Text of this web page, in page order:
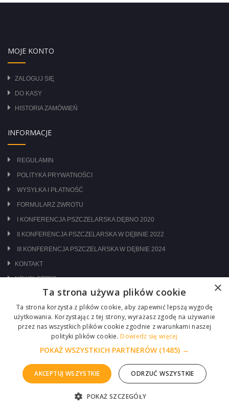
MOJE KONTO
ZALOGUJ SIĘ
DO KASY
HISTORIA ZAMÓWIEŃ
INFORMACJE
REGULAMIN
POLITYKA PRYWATNOŚCI
WYSYŁKA I PŁATNOŚĆ
FORMULARZ ZWROTU
I KONFERENCJA PSZCZELARSKA DĘBNO 2020
II KONFERENCJA PSZCZELARSKA W DĘBNIE 2022
III KONFERENCJA PSZCZELARSKA W DĘBNIE 2024
KONTAKT
NEWSLETTER
ODWIEDŹ NAS NA:
Realizacja :
ZGŁOŚ PROBLEM
×
Ta strona używa plików cookie
Ta strona korzysta z plików cookie, aby zapewnić lepszą wygodę
użytkowania. Korzystając z tej strony, wyrażasz zgodę na używanie
przez nas wszystkich plików cookie zgodnie z warunkami naszej
polityki plików cookie. Dowiedz się więcej
POKAŻ WSZYSTKICH PARTNERÓW (1485) →
AKCEPTUJ WSZYSTKIE ODRZUĆ WSZYSTKIE
POKAŻ SZCZEGÓŁY